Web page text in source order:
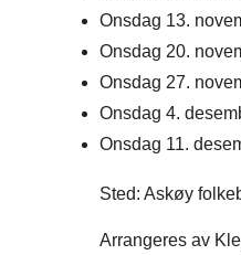
Onsdag 13.
Onsdag 20.
Onsdag 27.
Onsdag 4.
Onsdag 11.
Sted: Askøy
Arrangeres av